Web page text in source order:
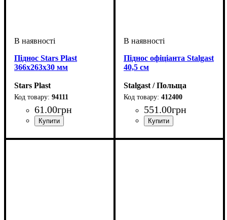
Піднос Stars Plast
366х263х30 мм
Stars Plast
94111
61.00грн
Піднос офіціанта Stalgast
40,5 см
Stalgast / Польща
412400
551.00грн